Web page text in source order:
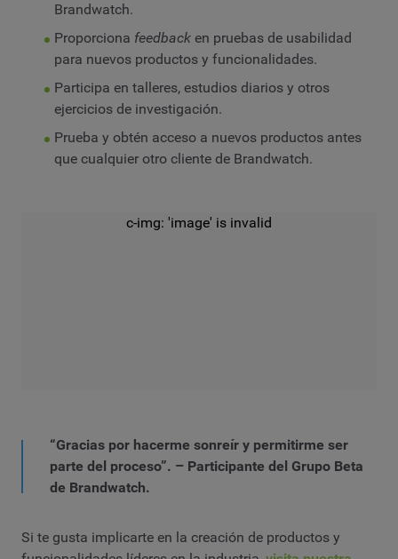
Brandwatch.
Proporciona feedbacken pruebas de usabilidad
para nuevos productos y funcionalidades.
Participa en talleres, estudios diarios y otros
ejercicios de investigación.
Prueba y obtén acceso a nuevos productos antes
que cualquier otro cliente de Brandwatch.
c-img: 'image' is invalid
“Gracias por hacerme sonreír y permitirme ser
parte del proceso”. – Participante del Grupo Beta
de Brandwatch.
Si te gusta implicarte en la creación de productos y